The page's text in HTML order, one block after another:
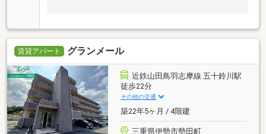
賃貸アパート グランメール
近鉄山田鳥羽志摩線 五十鈴川駅
徒歩22分
その他の交通
築22年5ヶ月 / 4階建
三重県伊勢市勢田町